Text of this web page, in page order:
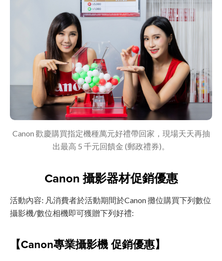
Canon 歡慶購買指定機種萬元好禮帶回家，現場天天再抽
出最高 5 千元回饋金 (郵政禮券)。
Canon 攝影器材促銷優惠
活動內容: 凡消費者於活動期間於Canon 攤位購買下列數位
攝影機/數位相機即可獲贈下列好禮:
【Canon專業攝影機 促銷優惠】